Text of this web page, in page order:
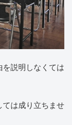
説明しなくては
は成り立ちませ